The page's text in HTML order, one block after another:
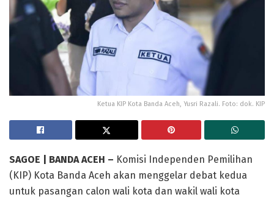
Ketua KIP Kota Banda Aceh, Yusri Razali. Foto: dok. KIP
SAGOE | BANDA ACEH – Komisi Independen Pemilihan
(KIP) Kota Banda Aceh akan menggelar debat kedua
untuk pasangan calon wali kota dan wakil wali kota